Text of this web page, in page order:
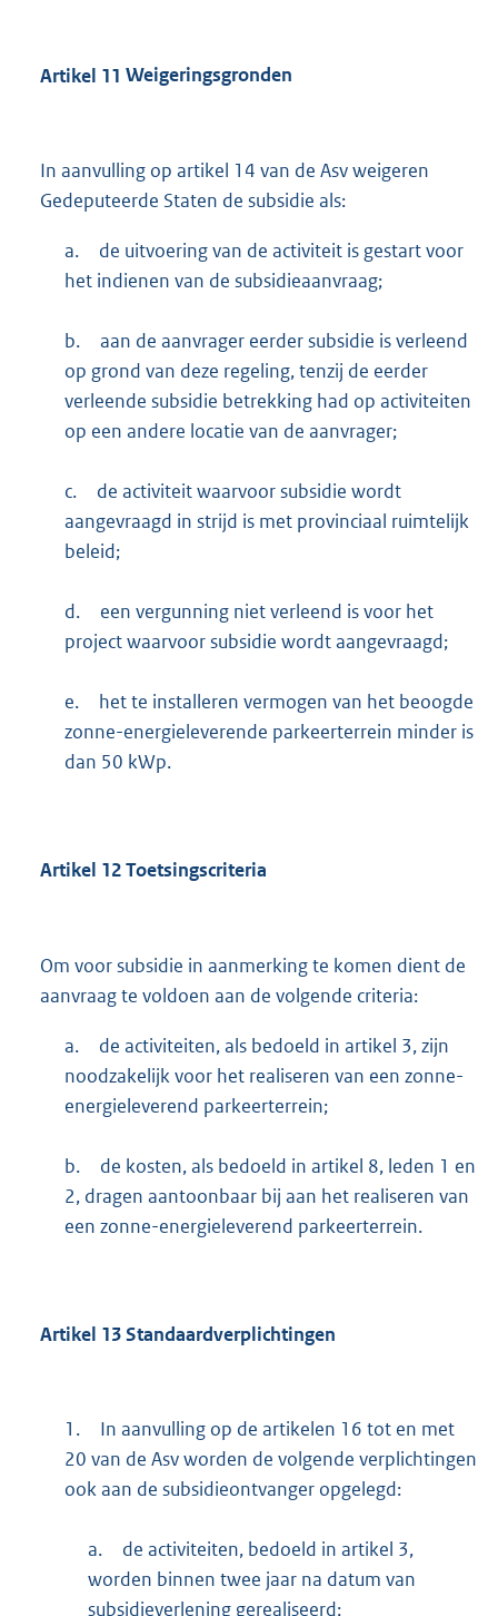
Artikel 11 Weigeringsgronden
In aanvulling op artikel 14 van de Asv weigeren
Gedeputeerde Staten de subsidie als:
a.
de uitvoering van de activiteit is gestart voor
het indienen van de subsidieaanvraag;
b.
aan de aanvrager eerder subsidie is verleend
op grond van deze regeling, tenzij de eerder
verleende subsidie betrekking had op activiteiten
op een andere locatie van de aanvrager;
c.
de activiteit waarvoor subsidie wordt
aangevraagd in strijd is met provinciaal ruimtelijk
beleid;
d.
een vergunning niet verleend is voor het
project waarvoor subsidie wordt aangevraagd;
e.
het te installeren vermogen van het beoogde
zonne-energieleverende parkeerterrein minder is
dan 50 kWp.
Artikel 12Toetsingscriteria
Om voor subsidie in aanmerking te komen dient de
aanvraag te voldoen aan de volgende criteria:
a.
de activiteiten, als bedoeld in artikel 3, zijn
noodzakelijk voor het realiseren van een zonne-
energieleverend parkeerterrein;
b.
de kosten, als bedoeld in artikel 8, leden 1 en
2, dragen aantoonbaar bij aan het realiseren van
een zonne-energieleverend parkeerterrein.
Artikel 13Standaardverplichtingen
1.
In aanvulling op de artikelen 16 tot en met
20 van de Asv worden de volgende verplichtingen
ook aan de subsidieontvanger opgelegd:
a.
de activiteiten, bedoeld in artikel 3,
worden binnen twee jaar na datum van
subsidieverlening gerealiseerd;